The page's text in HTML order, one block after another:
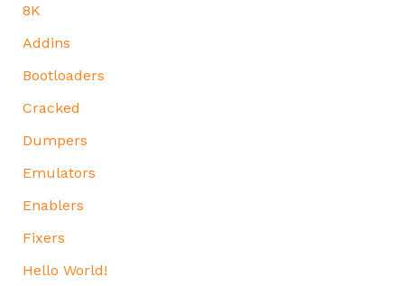
8K
Addins
Bootloaders
Cracked
Dumpers
Emulators
Enablers
Fixers
Hello World!